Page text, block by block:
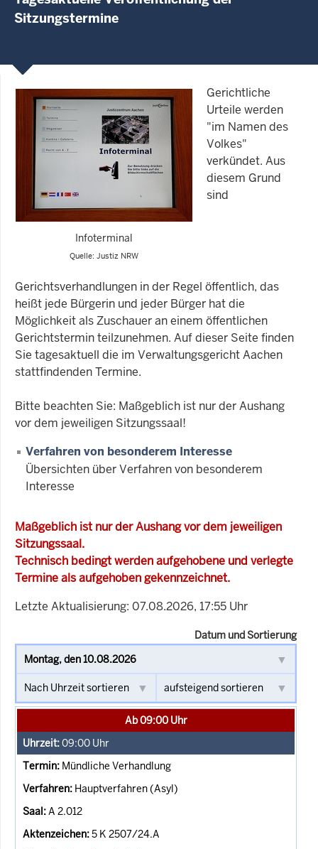
Sitzungstermine
Infoterminal
Quelle: Justiz NRW
Gerichtliche
Urteile werden
"im Namen des
Volkes"
verkündet. Aus
diesem Grund
sind
Gerichtsverhandlungen in der Regel öffentlich, das
heißt jede Bürgerin und jeder Bürger hat die
Möglichkeit als Zuschauer an einem öffentlichen
Gerichtstermin teilzunehmen. Auf dieser Seite finden
Sie tagesaktuell die im Verwaltungsgericht Aachen
stattfindenden Termine.
Bitte beachten Sie: Maßgeblich ist nur der Aushang
vor dem jeweiligen Sitzungssaal!
Verfahren von besonderem Interesse
Übersichten über Verfahren von besonderem
Interesse
Maßgeblich ist nur der Aushang vor dem jeweiligen
Sitzungssaal.
Technisch bedingt werden aufgehobene und verlegte
Termine als aufgehoben gekennzeichnet.
Letzte Aktualisierung: 07.08.2026, 17:55 Uhr
Datum und Sortierung
Ab 09:00 Uhr
09:00 Uhr
Mündliche Verhandlung
Hauptverfahren (Asyl)
A 2.012
5 K 2507/24.A